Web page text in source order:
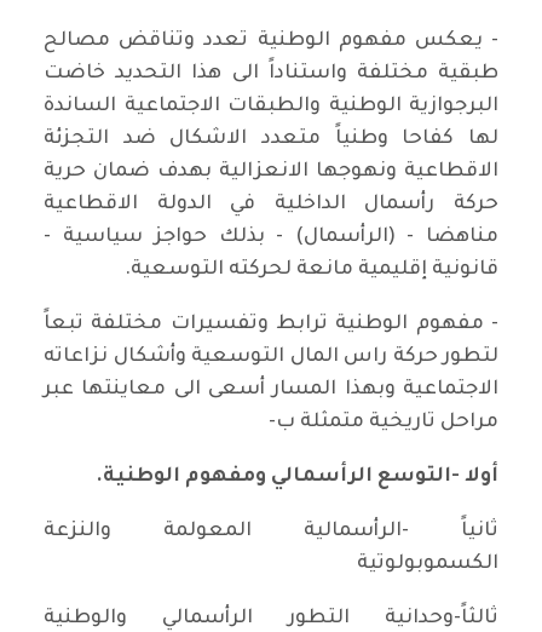
- يعكس مفهوم الوطنية تعدد وتناقض مصالح
طبقية مختلفة واستناداً الى هذا التحديد خاضت
البرجوازية الوطنية والطبقات الاجتماعية الساندة
لها كفاحا وطنياً متعدد الاشكال ضد التجزئة
الاقطاعية ونهوجها الانعزالية بهدف ضمان حرية
حركة رأسمال الداخلية في الدولة الاقطاعية
مناهضا - (الرأسمال) - بذلك حواجز سياسية -
قانونية إقليمية مانعة لحركته التوسعية.
- مفهوم الوطنية ترابط وتفسيرات مختلفة تبعاً
لتطور حركة راس المال التوسعية وأشكال نزاعاته
الاجتماعية وبهذا المسار أسعى الى معاينتها عبر
مراحل تاريخية متمثلة ب-
أولا -التوسع الرأسمالي ومفهوم الوطنية.
ثانياً -الرأسمالية المعولمة والنزعة
الكسموبولوتية
ثالثاً-وحدانية التطور الرأسمالي والوطنية